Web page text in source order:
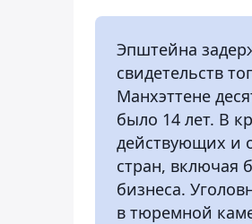
Эпштейна
свидетельств
Манхэттене
было 14 лет. В
действующих и
стран, включая
бизнеса.
в тюремной